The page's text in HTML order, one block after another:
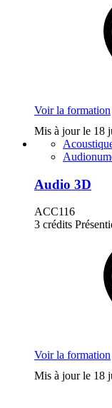
Voir la formation
Mis à jour le 18
Audio 3D
ACC116
3 crédits
Voir la formation
Mis à jour le 18